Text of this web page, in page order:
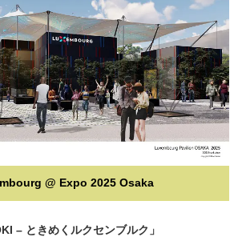
@ Expo 2025 Osaka
– ときめくルクセンブルク」